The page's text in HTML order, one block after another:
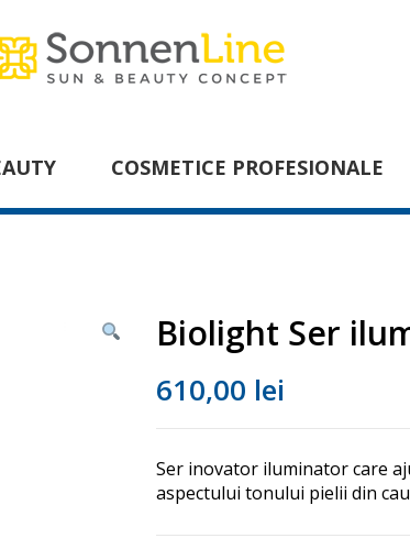
COSMETICE PROFESIONALE
Biolight Ser
610,00 lei
Ser inovator iluminator care
aspectului tonului pielii din